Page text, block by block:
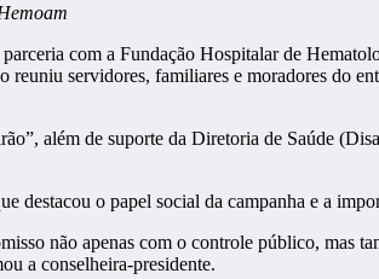
com a Fundação Hospitalar de
servidores, familiares e moradores do
além de suporte da Diretoria de Saúde
o papel social da campanha e a
não apenas com o controle público, mas
a conselheira-presidente.